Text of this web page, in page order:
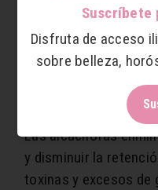
Hierro, sodio,
magnesio.
Funcionan como
Las alcachofas
y disminuir la
toxinas y excesos de
Suscríbete
Disfruta de acceso
sobre belleza,